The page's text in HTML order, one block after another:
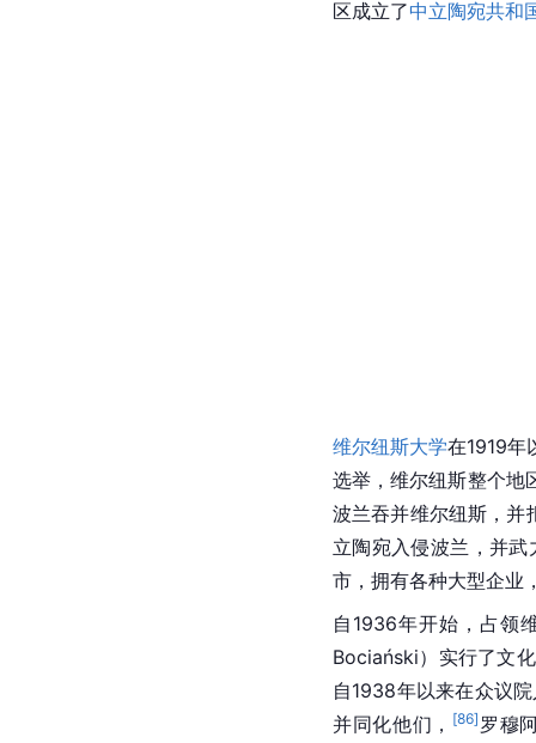
区成立了中立陶宛共和
维尔纽斯大学在1919年
选举，维尔纽斯整个地
波兰吞并维尔纽斯，并
立陶宛入侵波兰，并
市，拥有各种大型企业
自1936年开始，占领
Bociański）实行了文
自1938年以来在众议
并同化他们， [86] 罗穆